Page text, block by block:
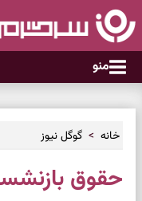
منو
خانه گوگل نیوز